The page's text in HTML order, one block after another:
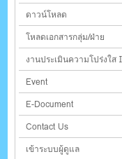
ดาวน์โหลด
โหลดเอกสารกลุ่ม/ฝ่าย
งานประเมินความโปร่งใส
Event
E-Document
Contact Us
เข้าระบบผู้ดูแล